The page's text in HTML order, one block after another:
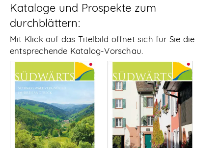
Kataloge und Prospekte zum
durchblättern:
Mit Klick auf das Titelbild öffnet sich für Sie die
entsprechende Katalog-Vorschau.